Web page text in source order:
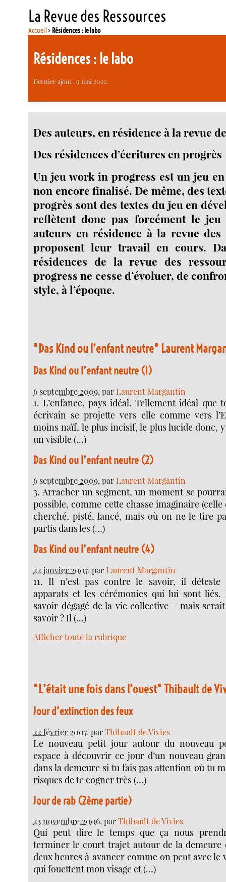
La Revue des Ressources
Accueil> Résidences : le labo
Résidences : le labo
Dernier ajout : 9 mai 2022.
Des auteurs, en résidence à la revue
Des résidences d’écritures en progrès
Un jeu work in progress est un jeu
non encore finalisé. De même, des
progrès sont des textes du jeu en
reflètent donc pas forcément le
auteurs en résidence à la revue des
proposent leur travail en cours.
résidences de la revue des
progress ne cesse d’évoluer, de
style, à l’époque.
"Das Kind ou l’enfant neutre" Laurent
Das Kind ou l’enfant neutre (1)
6 septembre 2009, parLaurent Margantin
1. L’enfance, pays idéal. Tellement idéal que
écrivain se projette vers elle comme vers
moins naïf, le plus incisif, le plus lucide donc,
un visible (…)
Das Kind ou l’enfant neutre (2)
6 septembre 2009, parLaurent Margantin
3. Arracher un segment, un moment se
possible, comme cette chasse imaginaire
cherché, pisté, lancé, mais où on ne le tire
partis dans les (…)
Das Kind ou l’enfant neutre (4)
22 janvier 2007, parLaurent Margantin
11. Il n’est pas contre le savoir, il déteste
apparats et les cérémonies qui lui sont
savoir dégagé de la vie collective - mais
savoir ? Il (…)
Afficher toute la rubrique
"L’était une fois dans l’ouest" Thibault de
Jour d’extinction des feux
22 février 2007, parThibault de Vivies
Le nouveau petit jour autour du nouveau
espace à découvrir ce jour d’un nouveau
dans la demeure si tu fais pas attention où tu
risques de te cogner très (…)
Jour de rab (2ème partie)
23 novembre 2006, parThibault de Vivies
Qui peut dire le temps que ça nous
terminer le court trajet autour de la demeure
deux heures à avancer comme on peut avec le
qui fouettent mon visage et (…)